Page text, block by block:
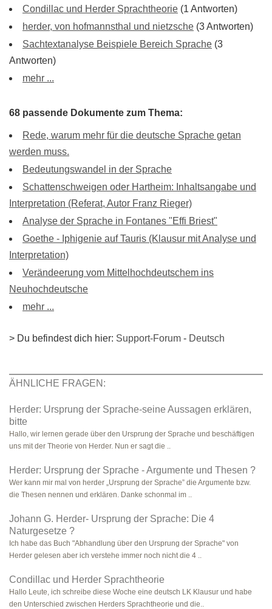
Condillac und Herder Sprachtheorie (1 Antworten)
herder, von hofmannsthal und nietzsche (3 Antworten)
Sachtextanalyse Beispiele Bereich Sprache (3
Antworten)
mehr ...
68 passende Dokumente zum Thema:
Rede, warum mehr für die deutsche Sprache getan
werden muss.
Bedeutungswandel in der Sprache
Schattenschweigen oder Hartheim: Inhaltsangabe und
Interpretation (Referat, Autor Franz Rieger)
Analyse der Sprache in Fontanes "Effi Briest"
Goethe - Iphigenie auf Tauris (Klausur mit Analyse und
Interpretation)
Verändeerung vom Mittelhochdeutschem ins
Neuhochdeutsche
mehr ...
> Du befindest dich hier: Support-Forum - Deutsch
ÄHNLICHE FRAGEN:
Herder: Ursprung der Sprache-seine Aussagen erklären,
bitte
Hallo, wir lernen gerade über den Ursprung der Sprache und beschäftigen
uns mit der Theorie von Herder. Nun er sagt die ..
Herder: Ursprung der Sprache - Argumente und Thesen ?
Wer kann mir mal von herder „Ursprung der Sprache” die Argumente bzw.
die Thesen nennen und erklären. Danke schonmal im ..
Johann G. Herder- Ursprung der Sprache: Die 4
Naturgesetze ?
Ich habe das Buch "Abhandlung über den Ursprung der Sprache" von
Herder gelesen aber ich verstehe immer noch nicht die 4 ..
Condillac und Herder Sprachtheorie
Hallo Leute, ich schreibe diese Woche eine deutsch LK Klausur und habe
den Unterschied zwischen Herders Sprachtheorie und die..